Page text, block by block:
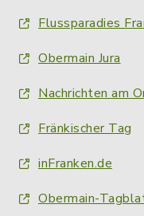
Flussparadies
Obermain Jura
Nachrichten am
Fränkischer Tag
inFranken.de
Obermain-